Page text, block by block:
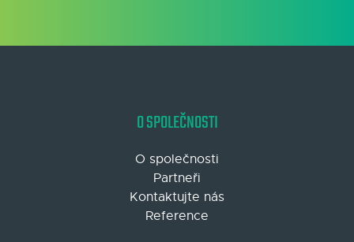
O SPOLEČNOSTI
O společnosti
Partneři
Kontaktujte nás
Reference